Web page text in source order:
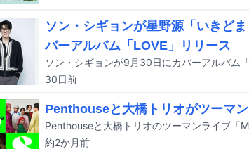
ソン・シギョンが星野源「いきど
バーアルバム「LOVE」リリース
ソン・シギョンが9月30日にカバーアルバム
30日前
Penthouseと大橋トリオがツーマ
約2か月前